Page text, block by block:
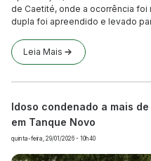
de Caetité, onde a ocorrência
dupla foi apreendido e levado
Leia Mais
Idoso condenado a mais
em Tanque Novo
quinta-feira, 29/01/2026 - 10h40